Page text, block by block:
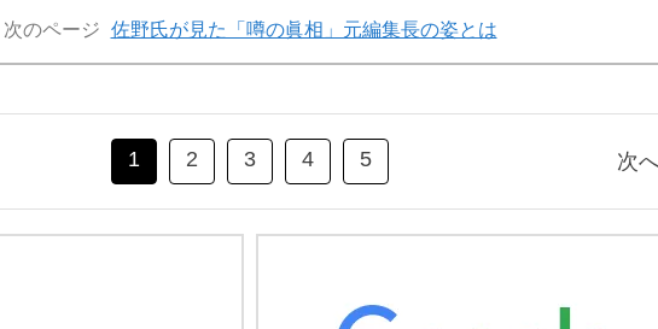
次のページ 佐野氏が見た「噂の眞相」元編集長の姿とは
1 2 3 4 5 次